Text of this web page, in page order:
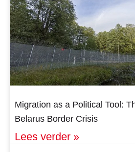
Migration as a Political Tool:
Belarus Border Crisis
Lees verder »